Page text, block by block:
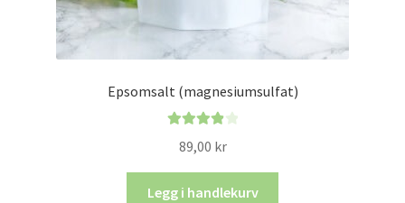
Epsomsalt (magnesiumsulfat)
4.00av 5
89,00 kr
Legg i handlekurv